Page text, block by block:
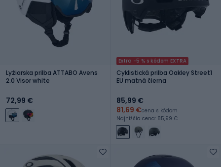
Lyžiarska prilba ATTABO Avens
2.0 Visor white
72,99 €
Extra -5 % s kódom EXTRA
Cyklistická prilba Oakley Street1
EU matná čierna
85,99 €
81,69 €cena s kódom
Najnižšia cena: 85,99 €